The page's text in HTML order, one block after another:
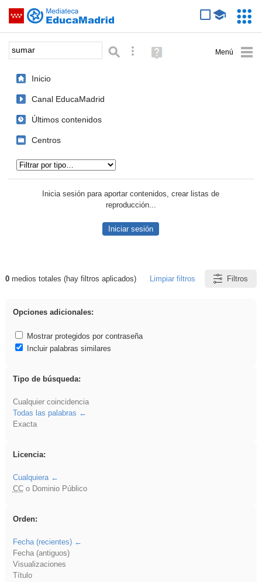
Saltar navegación
Palabra o frase: Búsqueda avanzada
Ayuda
(en
Inicio
Canal EducaMadrid
Últimos contenidos
Centros
Inicia sesión para aportar contenidos, crear listas de
reproducción...
Iniciar sesión
Resultados de: sumar
0medios totales (hay filtros aplicados) Limpiar filtros Filtros
Opciones adicionales:
Mostrar protegidos por contraseña
Incluir palabras similares
Tipo de búsqueda:
Cualquier coincidencia
Todas las palabras
Exacta
Licencia:
Cualquiera
CCo Dominio Público
Orden:
Fecha (recientes)
Fecha (antiguos)
Visualizaciones
Título